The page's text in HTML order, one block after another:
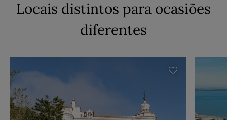
Locais distintos para ocasiões
diferentes